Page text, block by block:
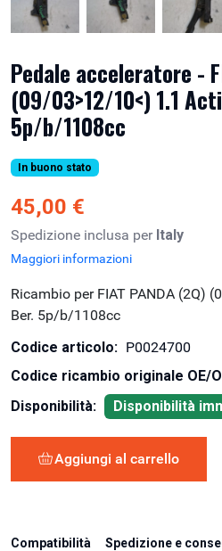
Pedale acceleratore -
(09/03>12/10<) 1.1
5p/b/1108cc
In buono stato
45,00 €
Spedizione inclusa per Italy
Maggiori informazioni
Ricambio per FIAT PANDA (2Q)
Ber. 5p/b/1108cc
Codice articolo: P0024700
Codice ricambio originale OE/
Disponibilità:
Disponibilità
Aggiungi al carrello
Compatibilità Spedizione e